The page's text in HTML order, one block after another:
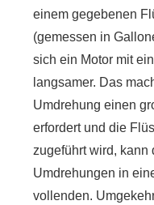
einem gegebenen
(gemessen in
sich ein Motor mit
langsamer. Das
Umdrehung einen
erfordert und die
zugeführt wird, kann
Umdrehungen in
vollenden.